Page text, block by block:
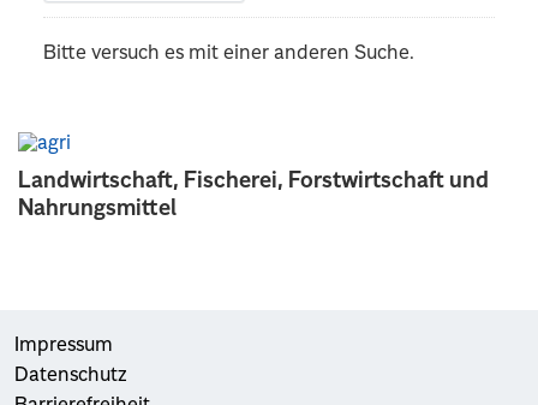
Landwirtschaft, Fischerei, Forstwirtschaft und
Nahrungsmittel
Bitte versuch es mit einer anderen Suche.
Impressum
Datenschutz